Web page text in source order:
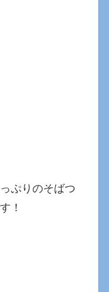
ぷりのそばつ
！